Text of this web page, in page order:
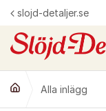
Hoppa till innehåll
slojd-detaljer.se
Alla inlägg